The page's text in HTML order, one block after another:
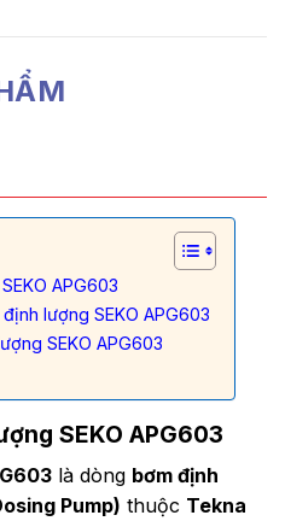
APG603
lượng SEKO APG603
SEKO APG603
SEKO APG603
là dòng bơm định
Pump) thuộc Tekna